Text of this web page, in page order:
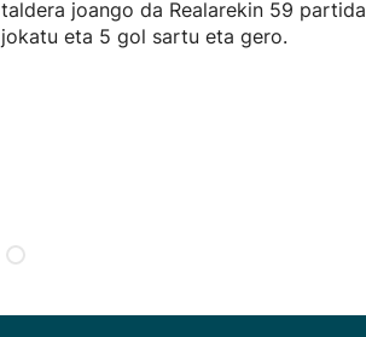
taldera joango da Realarekin 59 partida
jokatu eta 5 gol sartu eta gero.